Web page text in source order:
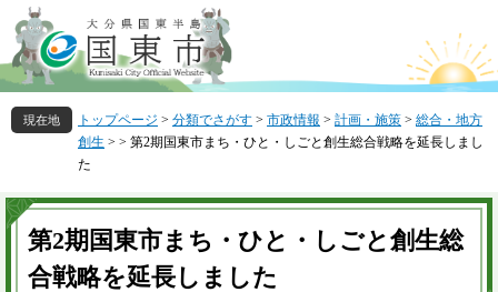
ー
ジ
の
先
頭
。
ニ
ュ
ー
を
飛
て
本
トップページ > 分類でさがす > 市政情報 > 計画・施策 > 総合・地方
創生 > > 第2期国東市まち・ひと・しごと創生総合戦略を延長しまし
た
本
文
第2期国東市まち・ひと・しごと創生総
合戦略を延長しました